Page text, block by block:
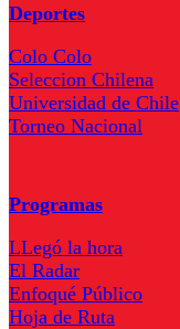
Deportes
Colo Colo
Seleccion Chilena
Universidad de Chile
Torneo Nacional
Programas
LLegó la hora
El Radar
Enfoqué Público
Hoja de Ruta